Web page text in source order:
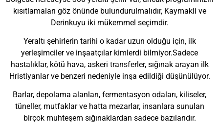
kısıtlamaları göz önünde bulundurulmalıdır, Kaymakli ve
Derinkuyu iki mükemmel seçimdir.
Yeraltı şehirlerin tarihi o kadar uzun olduğu için, ilk
yerleşimciler ve inşaatçılar kimlerdi bilmiyor.Sadece
hastalıklar, kötü hava, askeri transferler, sığınak arayan ilk
Hristiyanlar ve benzeri nedeniyle inşa edildiği düşünülüyor.
Barlar, depolama alanları, fermentasyon odaları, kiliseler,
tüneller, mutfaklar ve hatta mezarlar, insanlara sunulan
birçok muhteşem sığınaklardan sadece bazılarıdır.